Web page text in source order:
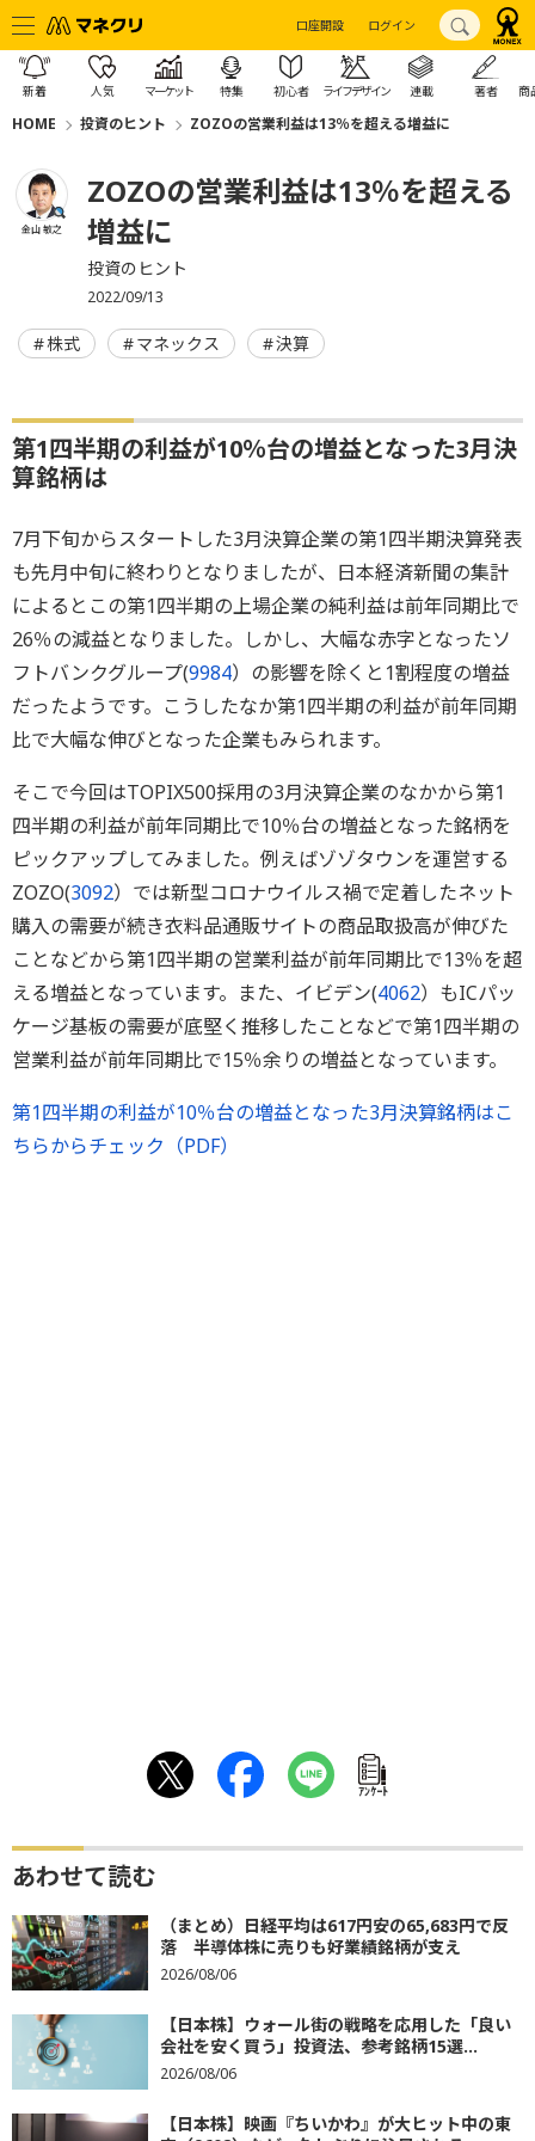
口座開設 ログイン
新着 人気 マーケット 特集 初心者 ライフデザイン 連載 著者 商
HOME 投資のヒント ZOZOの営業利益は13％を超える増益に
金山 敏之
ZOZOの営業利益は13％を超える
増益に
投資のヒント
2022/09/13
株式 マネックス 決算
第1四半期の利益が10％台の増益となった3月決
算銘柄は
7月下旬からスタートした3月決算企業の第1四半期決算発表
も先月中旬に終わりとなりましたが、日本経済新聞の集計
によるとこの第1四半期の上場企業の純利益は前年同期比で
26％の減益となりました。しかし、大幅な赤字となったソ
フトバンクグループ(9984）の影響を除くと1割程度の増益
だったようです。こうしたなか第1四半期の利益が前年同期
比で大幅な伸びとなった企業もみられます。
そこで今回はTOPIX500採用の3月決算企業のなかから第1
四半期の利益が前年同期比で10％台の増益となった銘柄を
ピックアップしてみました。例えばゾゾタウンを運営する
ZOZO(3092）では新型コロナウイルス禍で定着したネット
購入の需要が続き衣料品通販サイトの商品取扱高が伸びた
ことなどから第1四半期の営業利益が前年同期比で13％を超
える増益となっています。また、イビデン(4062）もICパッ
ケージ基板の需要が底堅く推移したことなどで第1四半期の
営業利益が前年同期比で15％余りの増益となっています。
第1四半期の利益が10％台の増益となった3月決算銘柄はこ
ちらからチェック（PDF）
ｱﾝｹｰﾄ
あわせて読む
（まとめ）日経平均は617円安の65,683円で反
落 半導体株に売りも好業績銘柄が支え
2026/08/06
【日本株】ウォール街の戦略を応用した「良い
会社を安く買う」投資法、参考銘柄15選...
2026/08/06
【日本株】映画『ちいかわ』が大ヒット中の東